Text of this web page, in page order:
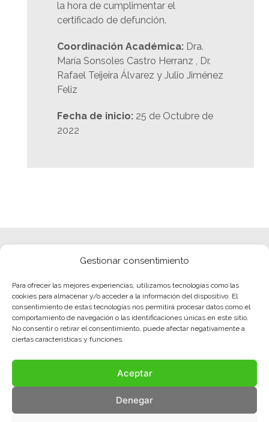
Gestionar consentimiento
Para ofrecer las mejores experiencias, utilizamos tecnologías como las
cookies para almacenar y/o acceder a la información del dispositivo. El
consentimiento de estas tecnologías nos permitirá procesar datos como el
comportamiento de navegación o las identificaciones únicas en este sitio.
No consentir o retirar el consentimiento, puede afectar negativamente a
ciertas características y funciones.
Aceptar
Denegar
la hora de cumplimentar el
certificado de defunción.
Coordinación Académica: Dra.
María Sonsoles Castro Herranz , Dr.
Rafael Teijeira Álvarez y Julio Jiménez
Feliz
Fecha de inicio: 25 de Octubre de
2022